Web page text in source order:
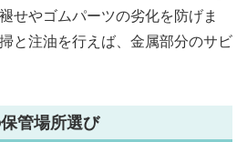
せやゴムパーツの劣化を防げま
と注油を行えば、金属部分のサビ
管場所選び